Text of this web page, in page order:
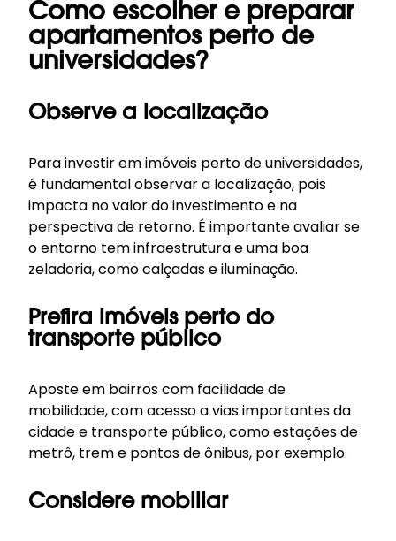
Como escolher e preparar
apartamentos perto de
universidades?
Observe a localização
Para investir em imóveis perto de universidades,
é fundamental observar a localização, pois
impacta no valor do investimento e na
perspectiva de retorno. É importante avaliar se
o entorno tem infraestrutura e uma boa
zeladoria, como calçadas e iluminação.
Prefira imóveis perto do
transporte público
Aposte em bairros com facilidade de
mobilidade, com acesso a vias importantes da
cidade e transporte público, como estações de
metrô, trem e pontos de ônibus, por exemplo.
Considere mobiliar